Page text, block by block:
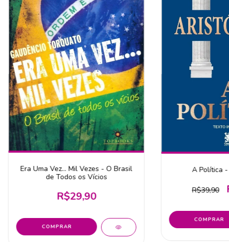
Era Uma Vez... Mil Vezes - O Brasil
de Todos os Vícios
R$29,90
A Política
R$39,90